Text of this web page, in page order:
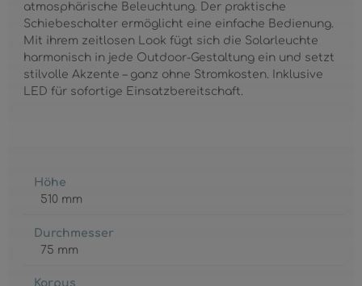
atmosphärische Beleuchtung. Der praktische
Schiebeschalter ermöglicht eine einfache Bedienung.
Mit ihrem zeitlosen Look fügt sich die Solarleuchte
harmonisch in jede Outdoor-Gestaltung ein und setzt
stilvolle Akzente – ganz ohne Stromkosten. Inklusive
LED für sofortige Einsatzbereitschaft.
Höhe
510 mm
Durchmesser
75 mm
Korpus